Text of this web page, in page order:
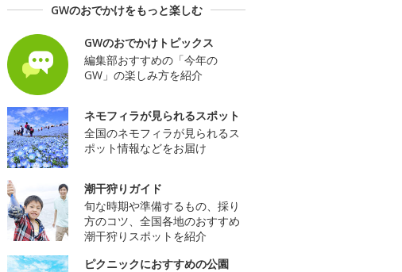
GWのおでかけをもっと楽しむ
GWのおでかけトピックス
編集部おすすめの「今年の
GW」の楽しみ方を紹介
ネモフィラが見られるスポット
全国のネモフィラが見られるス
ポット情報などをお届け
潮干狩りガイド
旬な時期や準備するもの、採り
方のコツ、全国各地のおすすめ
潮干狩りスポットを紹介
ピクニックにおすすめの公園